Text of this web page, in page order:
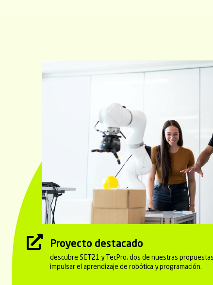
Proyecto destacado
descubre SET21 y TecPro, dos de nuestras
impulsar el aprendizaje de robótica y programación.